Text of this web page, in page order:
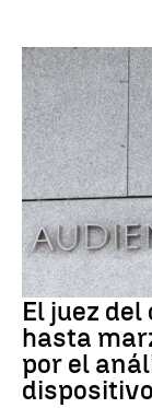
Caso Koldo
El juez
hasta
por el